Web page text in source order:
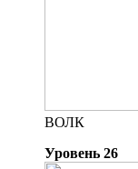
ВОЛК
Уровень 26